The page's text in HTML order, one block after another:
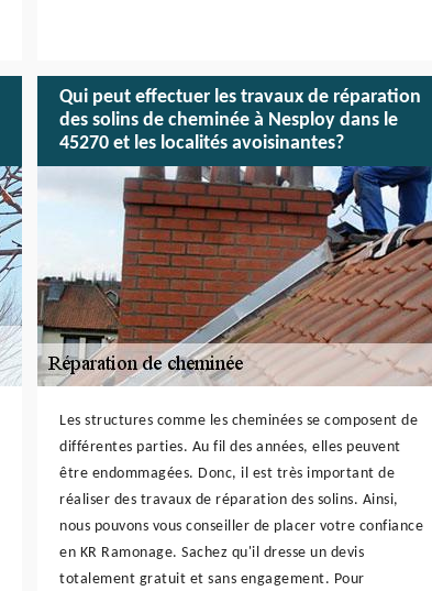
Qui peut effectuer les travaux de réparation
des solins de cheminée à Nesploy dans le
45270 et les localités avoisinantes?
Les structures comme les cheminées se composent de
différentes parties. Au fil des années, elles peuvent
être endommagées. Donc, il est très important de
réaliser des travaux de réparation des solins. Ainsi,
nous pouvons vous conseiller de placer votre confiance
en KR Ramonage. Sachez qu'il dresse un devis
totalement gratuit et sans engagement. Pour